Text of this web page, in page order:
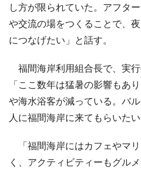
し方が限られていた。アフタ
や交流の場をつくることで、
につなげたい」と話す。
福間海岸利用組合長で、実
「ここ数年は猛暑の影響もあ
や海水浴客が減っている。バ
人に福間海岸に来てもらいたい
「福間海岸にはカフェやマ
く、アクティビティーもグル